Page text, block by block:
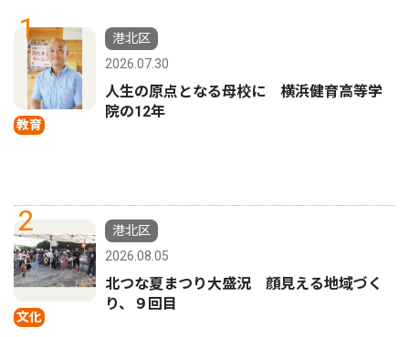
1
教育
港北区
2026.07.30
人生の原点となる母校に 横浜健育高等学
院の12年
2
文化
港北区
2026.08.05
北つな夏まつり大盛況 顔見える地域づく
り、９回目